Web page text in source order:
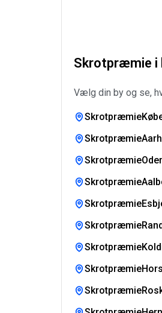
Skrotpræmie i
Vælg din by og se,